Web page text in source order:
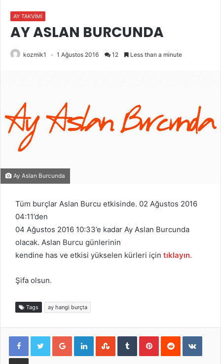
AY TAKVİMİ
AY ASLAN BURCUNDA
kozmik1 1 Ağustos 2016 12 Less than a minute
Ay Aslan Burcunda
Tüm burçlar Aslan Burcu etkisinde. 02 Ağustos 2016
04:11’den
04 Ağustos 2016 10:33’e kadar Ay Aslan Burcunda
olacak. Aslan Burcu günlerinin
kendine has ve etkisi yükselen kürleri için tıklayın.
Şifa olsun.
Tags ay hangi burçta
Google+LinkedInStumbleUpon
TumblrPinterestReddit
E-Posta ile paylaş